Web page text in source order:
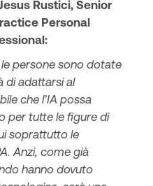
Rustici, Senior
Personal
le persone sono dotate
di adattarsi al
che l’IA possa
per tutte le figure di
soprattutto le
Anzi, come già
hanno dovuto